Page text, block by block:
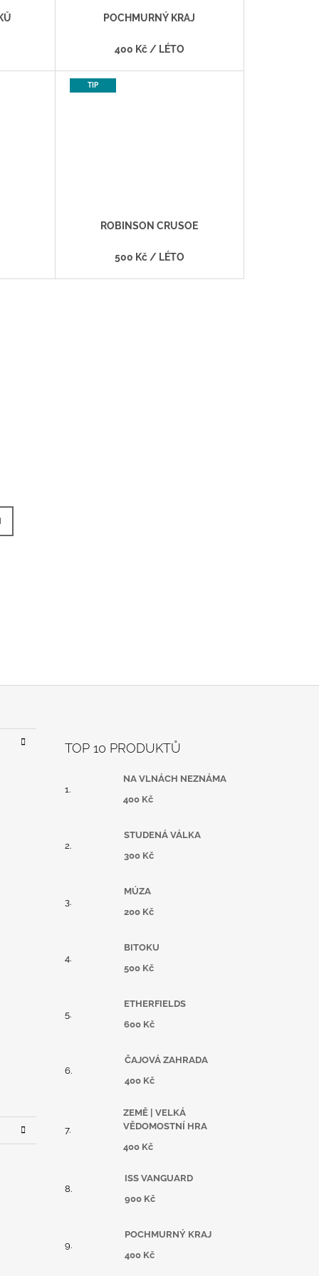
POCHMURNÝ KRAJ
400 Kč / LÉTO
TIP
ROBINSON CRUSOE
500 Kč / LÉTO
TOP 10 PRODUKTŮ
NA VLNÁCH NEZNÁMA
400 Kč
STUDENÁ VÁLKA
300 Kč
MÚZA
200 Kč
BITOKU
500 Kč
ETHERFIELDS
600 Kč
ČAJOVÁ ZAHRADA
400 Kč
ZEMĚ | VELKÁ
VĚDOMOSTNÍ HRA
400 Kč
ISS VANGUARD
900 Kč
POCHMURNÝ KRAJ
400 Kč